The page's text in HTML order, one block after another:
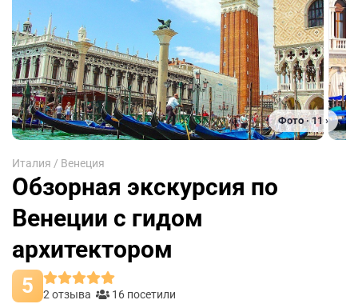
Фото · 11 ›
Италия / Венеция
Обзорная экскурсия по
Венеции с гидом
архитектором
5 2 отзыва 16 посетили